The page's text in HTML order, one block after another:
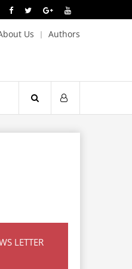
Us Authors
LETTER